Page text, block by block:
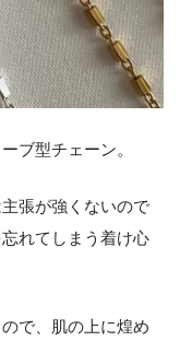
ブ型チェーン。
張が強くないので
れてしまう着け心
で、肌の上に煌め